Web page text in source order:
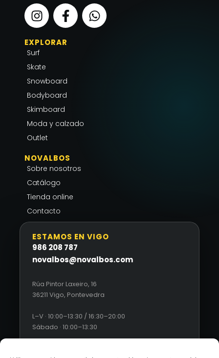
I
n
s
t
a
g
r
a
m
F
a
c
e
o
k
f
W
h
a
EXPLORAR
Surf
Skate
Snowboard
Bodyboard
Skimboard
Moda y calzado
Outlet
NOVALBOS
Sobre nosotros
Catálogo
Tienda online
Contacto
ESTAMOS EN VIGO
986 208 787
novalbos@novalbos.com
Rúa Pintor Laxeiro, 16
36211 Vigo, Pontevedra
L–V · 10:00–13:30 / 16:30–20:00
Sábado · 10:00–13:30